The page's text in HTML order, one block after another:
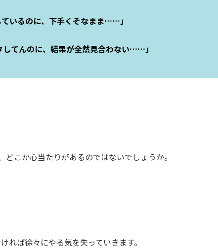
ているのに、下手くそなまま……」
してんのに、結果が全然見合わない……」
こか心当たりがあるのではないでしょうか。
れば徐々にやる気を失っていきます。